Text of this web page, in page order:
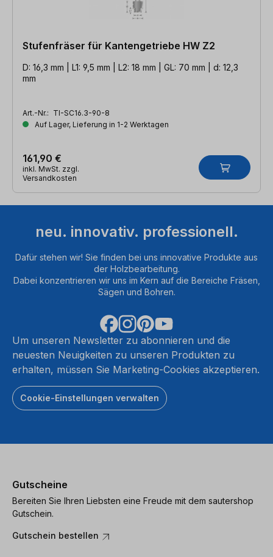
Stufenfräser für Kantengetriebe HW Z2
D: 16,3 mm | L1: 9,5 mm | L2: 18 mm | GL: 70 mm | d: 12,3
mm
Art.-Nr.: TI-SC16.3-90-8
Auf Lager, Lieferung in 1-2 Werktagen
161,90 €
inkl. MwSt. zzgl.
Versandkosten
neu. innovativ. professionell.
Dafür stehen wir! Sie finden bei uns innovative Produkte aus
der Holzbearbeitung.
Dabei konzentrieren wir uns im Kern auf die Bereiche Fräsen,
Sägen und Bohren.
Um unseren Newsletter zu abonnieren und die
neuesten Neuigkeiten zu unseren Produkten zu
erhalten, müssen Sie Marketing-Cookies akzeptieren.
Cookie-Einstellungen verwalten
Gutscheine
Bereiten Sie Ihren Liebsten eine Freude mit dem sautershop
Gutschein.
Gutschein bestellen